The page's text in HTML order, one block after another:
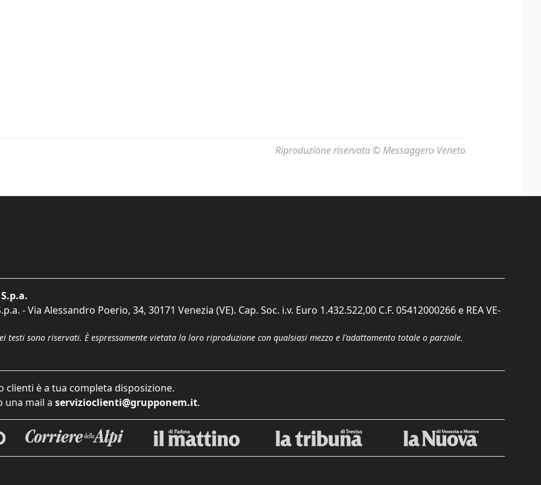
Riproduzione riservata © Messaggero Veneto
- Via Alessandro Poerio, 34, 30171 Venezia (VE). Cap. Soc. i.v. Euro 1.432.522,00 C.F. 05412000266 e REA VE-
testi sono riservati. È espressamente vietata la loro riproduzione con qualsiasi mezzo e l'adattamento totale o parziale.
clienti è a tua completa disposizione.
una mail a servizioclienti@grupponem.it.